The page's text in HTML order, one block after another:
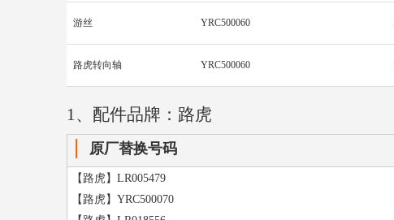
游丝 YRC500060
路虎转向轴 YRC500060
1、配件品牌：路虎
原厂替换号码
【路虎】LR005479
【路虎】YRC500070